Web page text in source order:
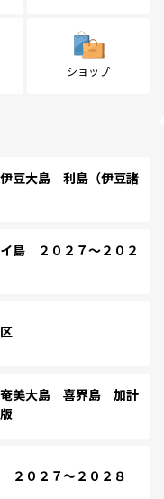
ショップ
豆大島 利島（伊豆諸
島 ２０２７～２０２
美大島 喜界島 加計
０２７～２０２８